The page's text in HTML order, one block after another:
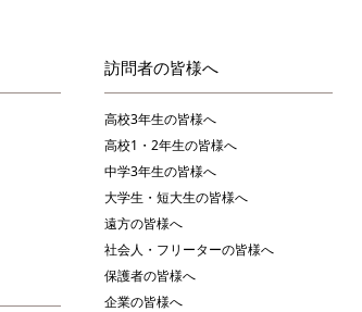
訪問者の皆様へ
高校3年生の皆様へ
高校1・2年生の皆様へ
中学3年生の皆様へ
大学生・短大生の皆様へ
遠方の皆様へ
社会人・フリーターの皆様へ
保護者の皆様へ
企業の皆様へ